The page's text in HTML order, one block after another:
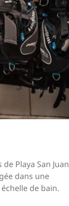
Playa San Juan
dans une
de bain.